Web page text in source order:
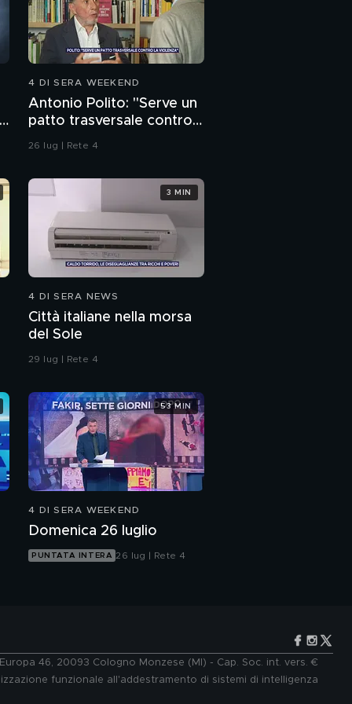
4 DI SERA WEEKEND
Antonio Polito: "Serve un
patto trasversale contro
la violenza"
26 lug | Rete 4
4 DI SERA NEWS
Città italiane nella morsa
del Sole
29 lug | Rete 4
3 MIN
4 DI SERA WEEKEND
Domenica 26 luglio
PUNTATA INTERA 26 lug | Rete 4
53 MIN
46, 20093 Cologno Monzese (MI) - Cap. Soc. int. vers. €
funzionale all'addestramento di sistemi di intelligenza